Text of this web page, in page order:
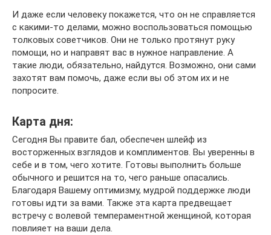
И даже если человеку покажется, что он не справляется
с какими-то делами, можно воспользоваться помощью
толковых советчиков. Они не только протянут руку
помощи, но и направят вас в нужное направление. А
такие люди, обязательно, найдутся. Возможно, они сами
захотят вам помочь, даже если вы об этом их и не
попросите.
Карта дня:
Сегодня Вы правите бал, обеспечен шлейф из
восторженных взглядов и комплиментов. Вы уверенны в
себе и в том, чего хотите. Готовы выполнить больше
обычного и решится на то, чего раньше опасались.
Благодаря Вашему оптимизму, мудрой поддержке люди
готовы идти за вами. Также эта карта предвещает
встречу с волевой темпераментной женщиной, которая
повлияет на ваши дела.